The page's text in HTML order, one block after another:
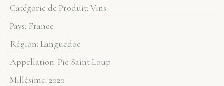
Catégorie de Produit: Vins
Pays: France
Région: Languedoc
Appellation: Pic Saint Loup
Millésime: 2020